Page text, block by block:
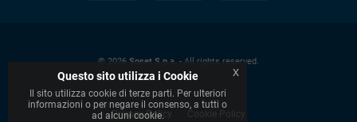
© 2026 Soset S.p.a. - All rights reserved.
Privacy Policy Cookie Policy
Questo sito utilizza i Cookie
Il sito utilizza cookie di terze parti. Per ulteriori
informazioni o per negare il consenso, a tutti o
ad alcuni cookie.
x